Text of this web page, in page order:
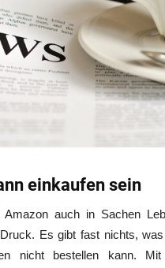
einkaufen sein
auch in Sachen
Es gibt fast nichts,
nicht bestellen kann.